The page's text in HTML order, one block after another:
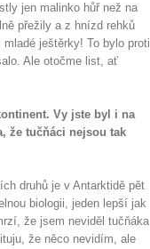
jen malinko hůř než na
přežily a z hnízd rehků
ještěrky! To bylo proti
Ale otočme list, ať
Vy jste byl i na
že tučňáci nejsou tak
druhů je v Antarktidě pět
biologii, jeden lepší jak
že jsem neviděl tučňáka
že něco nevidím, ale